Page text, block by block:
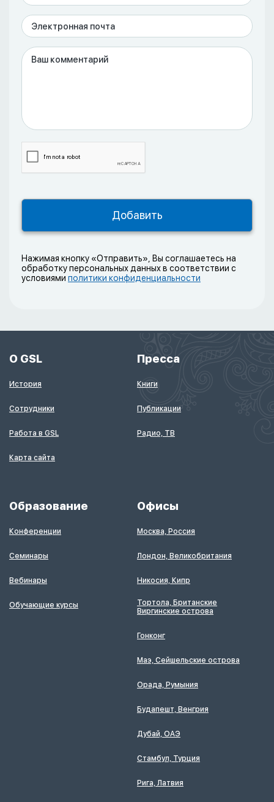
Нажимая кнопку «Отправить», Вы соглашаетесь на
обработку персональных данных в соответствии с
условиями политики конфиденциальности
О GSL
История
Сотрудники
Работа в GSL
Карта сайта
Пресса
Книги
Публикации
Радио, ТВ
Образование
Конференции
Семинары
Вебинары
Обучающие курсы
Офисы
Москва, Россия
Лондон, Великобритания
Никосия, Кипр
Тортола, Британские
Виргинские острова
Гонконг
Маэ, Сейшельские острова
Орада, Румыния
Будапешт, Венгрия
Дубай, ОАЭ
Стамбул, Турция
Рига, Латвия